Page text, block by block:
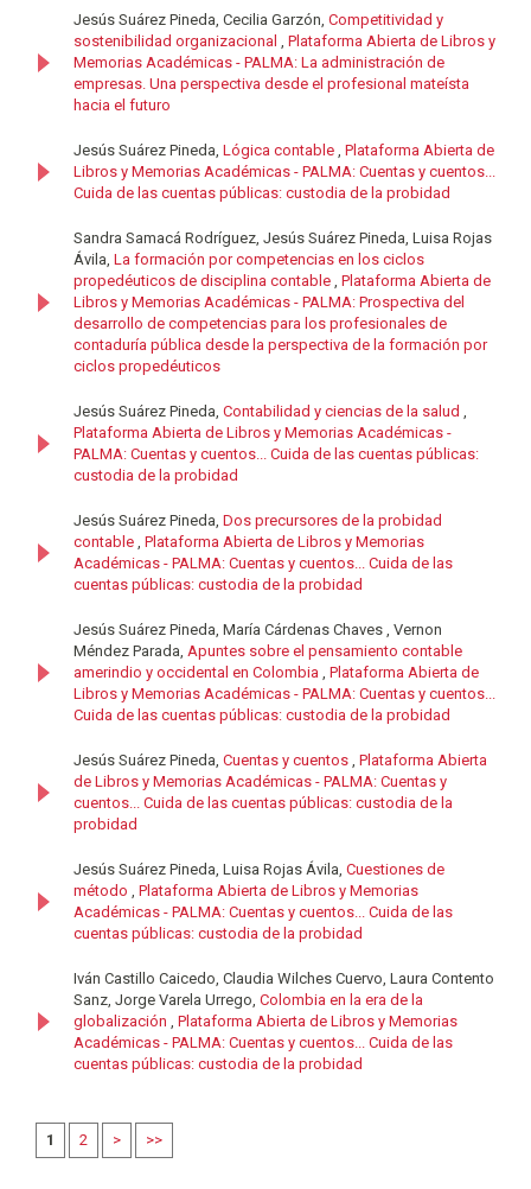
Jesús Suárez Pineda, Cecilia Garzón, Competitividad y
sostenibilidad organizacional , Plataforma Abierta de Libros y
Memorias Académicas - PALMA: La administración de
empresas. Una perspectiva desde el profesional mateísta
hacia el futuro
Jesús Suárez Pineda, Lógica contable , Plataforma Abierta de
Libros y Memorias Académicas - PALMA: Cuentas y cuentos...
Cuida de las cuentas públicas: custodia de la probidad
Sandra Samacá Rodríguez, Jesús Suárez Pineda, Luisa Rojas
Ávila, La formación por competencias en los ciclos
propedéuticos de disciplina contable , Plataforma Abierta de
Libros y Memorias Académicas - PALMA: Prospectiva del
desarrollo de competencias para los profesionales de
contaduría pública desde la perspectiva de la formación por
ciclos propedéuticos
Jesús Suárez Pineda, Contabilidad y ciencias de la salud ,
Plataforma Abierta de Libros y Memorias Académicas -
PALMA: Cuentas y cuentos... Cuida de las cuentas públicas:
custodia de la probidad
Jesús Suárez Pineda, Dos precursores de la probidad
contable , Plataforma Abierta de Libros y Memorias
Académicas - PALMA: Cuentas y cuentos... Cuida de las
cuentas públicas: custodia de la probidad
Jesús Suárez Pineda, María Cárdenas Chaves , Vernon
Méndez Parada, Apuntes sobre el pensamiento contable
amerindio y occidental en Colombia , Plataforma Abierta de
Libros y Memorias Académicas - PALMA: Cuentas y cuentos...
Cuida de las cuentas públicas: custodia de la probidad
Jesús Suárez Pineda, Cuentas y cuentos , Plataforma Abierta
de Libros y Memorias Académicas - PALMA: Cuentas y
cuentos... Cuida de las cuentas públicas: custodia de la
probidad
Jesús Suárez Pineda, Luisa Rojas Ávila, Cuestiones de
método , Plataforma Abierta de Libros y Memorias
Académicas - PALMA: Cuentas y cuentos... Cuida de las
cuentas públicas: custodia de la probidad
Iván Castillo Caicedo, Claudia Wilches Cuervo, Laura Contento
Sanz, Jorge Varela Urrego, Colombia en la era de la
globalización , Plataforma Abierta de Libros y Memorias
Académicas - PALMA: Cuentas y cuentos... Cuida de las
cuentas públicas: custodia de la probidad
1 2 > >>